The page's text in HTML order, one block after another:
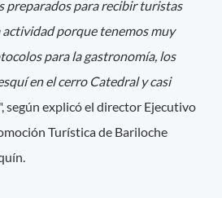
preparados para recibir turistas
actividad porque tenemos muy
para la gastronomía, los
en el cerro Catedral y casi
según explicó el director Ejecutivo
Turística de Bariloche